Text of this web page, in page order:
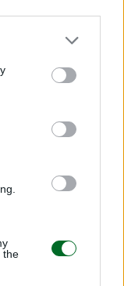
the
, tra cui
sociale, aperto
progetti, come
aperto fino al
investimento
ottobre